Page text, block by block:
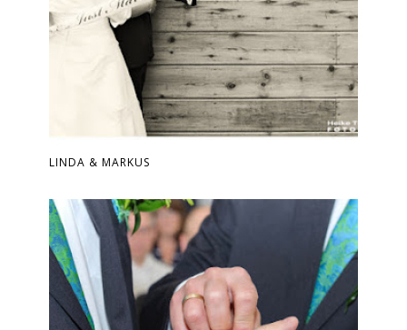
LINDA & MARKUS